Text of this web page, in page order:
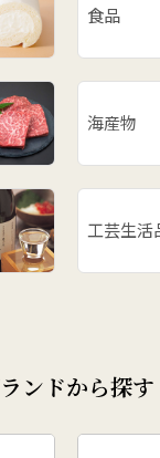
食品
海産物
工芸生活
ンドから探す